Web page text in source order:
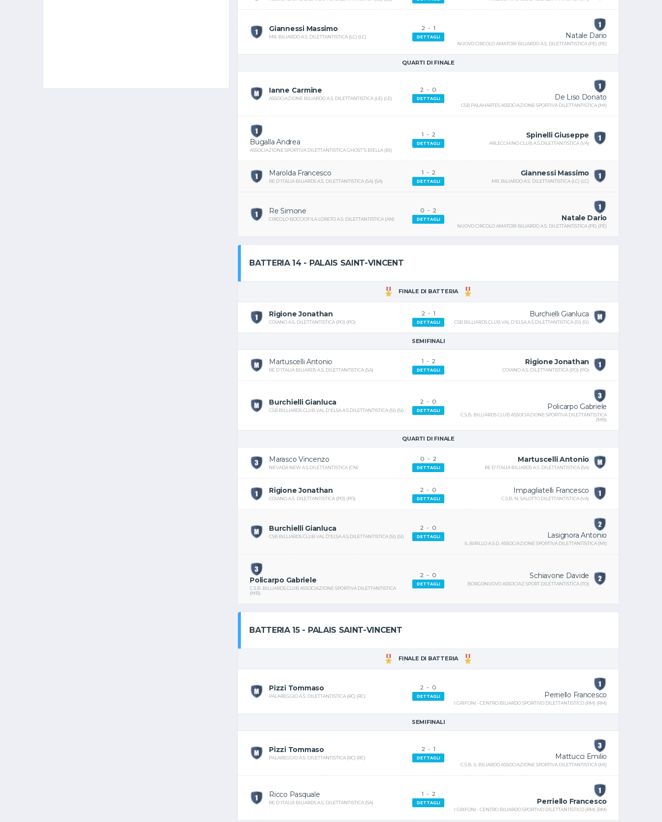
Giannessi Massimo
MR. BILIARDO A.S. DILETTANTISTICA (LC) (LC)
2 - 1
DETTAGLI Natale Dario
NUOVO CIRCOLO AMATORI BILIARDO A.S. DILETTANTISTICA (PE) (PE)
QUARTI DI FINALE
Ianne Carmine
ASSOCIAZIONE BILIARDO A.S. DILETTANTISTICA (LE) (LE)
2 - 0
DETTAGLI De Liso Donato
CSB PALAHARTES ASSOCIAZIONE SPORTIVA DILETTANTISTICA (MI)
Bugalla Andrea
ASSOCIAZIONE SPORTIVA DILETTANTISTICA GHOST'S BIELLA (BI)
1 - 2
DETTAGLI
Spinelli Giuseppe
ARLECCHINO CLUB A.S.DILETTANTISTICA (VA)
Marolda Francesco
RE D'ITALIA BILIARDS A.S. DILETTANTISTICA (SA) (SA)
1 - 2
DETTAGLI
Giannessi Massimo
MR. BILIARDO A.S. DILETTANTISTICA (LC) (LC)
Re Simone
CIRCOLO BOCCIOFILA LORETO A.S. DILETTANTISTICA (AN)
0 -2
DETTAGLI Natale Dario
NUOVO CIRCOLO AMATORI BILIARDO A.S. DILETTANTISTICA (PE) (PE)
BATTERIA 14 - PALAIS SAINT-VINCENT
FINALE DI BATTERIA
Rigione Jonathan
COIANO A.S. DILETTANTISTICA (PO) (PO)
2 - 1
DETTAGLI
Burchielli Gianluca
CSB BILLIARDS CLUB VAL D'ELSA A.S.DILETTANTISTICA (SI) (SI)
SEMIFINALI
Martuscelli Antonio
RE D'ITALIA BILIARDS A.S. DILETTANTISTICA (SA)
1 - 2
DETTAGLI
Rigione Jonathan
COIANO A.S. DILETTANTISTICA (PO) (PO)
Burchielli Gianluca
CSB BILLIARDS CLUB VAL D'ELSA A.S.DILETTANTISTICA (SI) (SI)
2 - 0
DETTAGLI Policarpo Gabriele
C.S.B. BILLIARDS CLUB ASSOCIAZIONE SPORTIVA DILETTANTISTICA
(MB)
QUARTI DI FINALE
Marasco Vincenzo
NEVADA NEW A.S.DILETTANTISTICA (CN)
0 -2
DETTAGLI
Martuscelli Antonio
RE D'ITALIA BILIARDS A.S. DILETTANTISTICA (SA)
Rigione Jonathan
COIANO A.S. DILETTANTISTICA (PO) (PO)
2 - 0
DETTAGLI
Impagliatelli Francesco
C.S.B. N. SALOTTO DILETTANTISTICA (VA)
Burchielli Gianluca
CSB BILLIARDS CLUB VAL D'ELSA A.S.DILETTANTISTICA (SI) (SI)
2 - 0
DETTAGLI Lasignora Antonio
IL BIRILLO A.S.D. ASSOCIAZIONE SPORTIVA DILETTANTISTICA (MI)
Policarpo Gabriele
C.S.B. BILLIARDS CLUB ASSOCIAZIONE SPORTIVA DILETTANTISTICA
(MB)
2 - 0
DETTAGLI
Schiavone Davide
BORGONUOVO ASSOCIAZ.SPORT.DILETTANTISTICA (TO)
BATTERIA 15 - PALAIS SAINT-VINCENT
FINALE DI BATTERIA
Pizzi Tommaso
PALAREGGIO A.S. DILETTANTISTICA (RC) (RC)
2 - 0
DETTAGLI Perriello Francesco
I GRIFONI - CENTRO BILIARDO SPORTIVO DILETTANTISTICO (RM) (RM)
SEMIFINALI
Pizzi Tommaso
PALAREGGIO A.S. DILETTANTISTICA (RC) (RC)
2 - 1
DETTAGLI Mattucci Emilio
C.S.B. IL BILIARDO ASSOCIAZIONE SPORTIVA DILETTANTISTICA (MI)
Ricco Pasquale
RE D'ITALIA BILIARDS A.S. DILETTANTISTICA (SA)
1 - 2
DETTAGLI Perriello Francesco
I GRIFONI - CENTRO BILIARDO SPORTIVO DILETTANTISTICO (RM) (RM)